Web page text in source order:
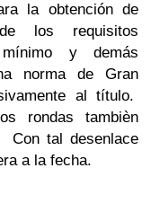
la obtención de
los requisitos
mínimo y demás
norma de Gran
al título.
rondas tambièn
Con tal desenlace
a la fecha.